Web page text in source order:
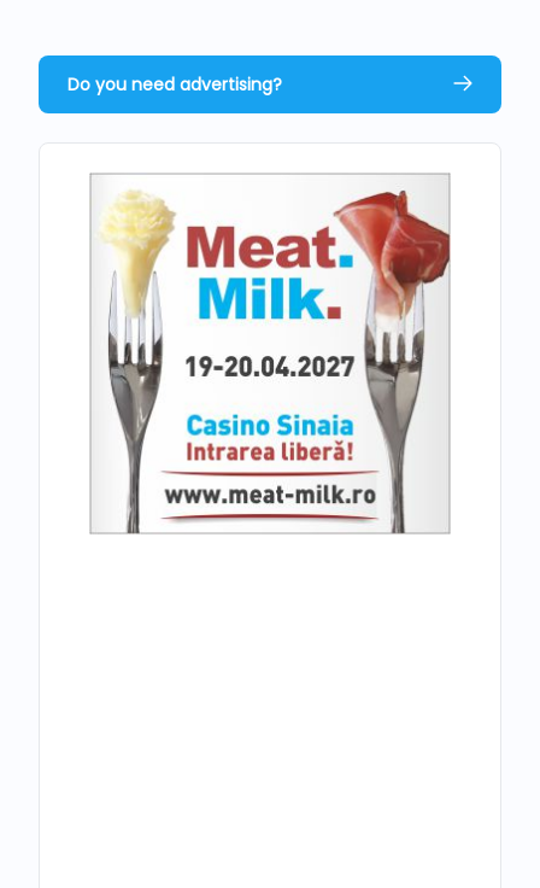
Do you need advertising?